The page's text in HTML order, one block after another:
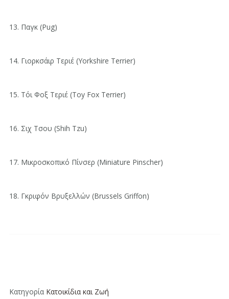
13. Παγκ (Pug)
14. Γιορκσάιρ Τεριέ (Yorkshire Terrier)
15. Τόι Φοξ Τεριέ (Toy Fox Terrier)
16. Σιχ Τσου (Shih Tzu)
17. Μικροσκοπικό Πίνσερ (Miniature Pinscher)
18. Γκριφόν Βρυξελλών (Brussels Griffon)
Κατηγορία Κατοικίδια και Ζωή